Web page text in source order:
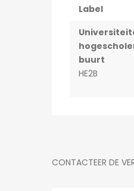
Label
buurt
HE2B
CONTACTEER DE